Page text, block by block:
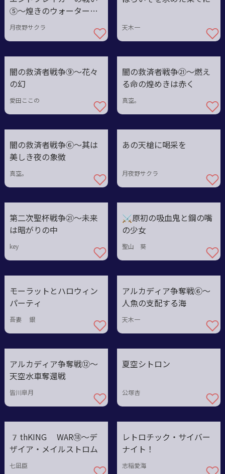
⑤〜煌きのウォーターウ
ェイ
月夜野サクラ 天木一
闇の救済者戦争⑨〜花々
の幻
愛田ここの
闇の救済者戦争㉑〜燃え
る命の煌めきは赤く
真空。
闇の救済者戦争⑥〜其は
美しき夜の象徴
真空。
あの天槍に喝采を
月夜野サクラ
第二次聖杯戦争㉑～未来
は暗がりの中
key
⚔原初の吸血鬼と鋼の嘴
の少女
聖山 葵
モーラットとハロウィン
パーティ
吾妻 銀
アルカディア争奪戦⑥〜
人魚の支配する海
天木一
アルカディア争奪戦⑫〜
天空水車奪還戦
皆川皐月
夏空シトロン
公塚杏
7thKING WAR⑱〜デ
ザイア・メイルストロム
七凪臣
レトロチック・サイバー
ナイト！
志稲愛海